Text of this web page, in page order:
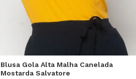
P M G
Blusa Gola Alta Malha Canelada
Mostarda Salvatore